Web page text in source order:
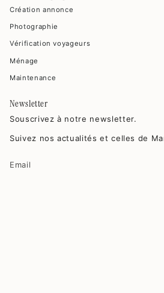
Création annonce
Photographie
Vérification voyageurs
Ménage
Maintenance
Newsletter
Souscrivez à notre newsletter.
Suivez nos actualités et celles de